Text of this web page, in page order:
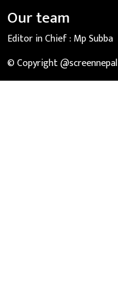
Our team
Editor in Chief : Mp Subba
© Copyright @screennepal